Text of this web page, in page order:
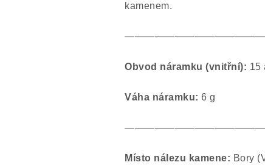
kamenem.
O bvod náramku (vnitřní): 15
Váha náramku: 6 g
Místo nálezu kamene: Bory